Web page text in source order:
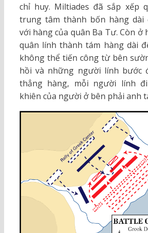
chỉ huy. Miltiades đã sắp xếp
trung tâm thành bốn hàng dài
với hàng của quân Ba Tư. Còn ở
quân lính thành tám hàng dài
không thể tiến công từ bên
hồi và những người lính bước
thẳng hàng, mỗi người lính
khiên của người ở bên phải anh